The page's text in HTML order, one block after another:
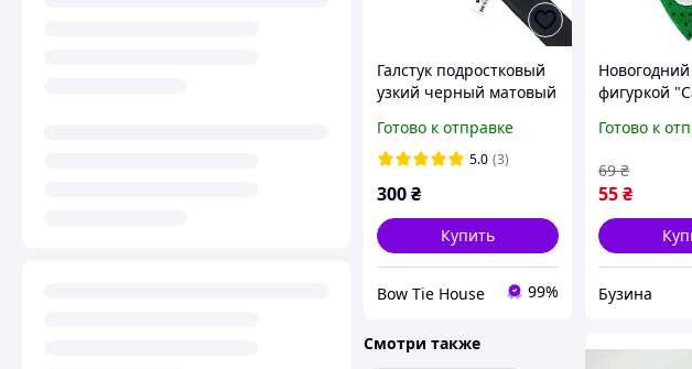
Галстук подростковый
узкий черный матовый
Готово к отправке
5.0 (3)
300₴
Купить
Bow Tie House 99%
Новогодний
фигуркой
buzyna
Готово к
55₴
69 ₴
Бузина
Смотри также